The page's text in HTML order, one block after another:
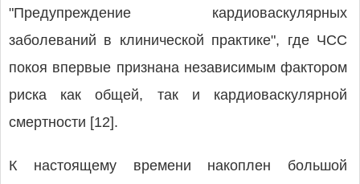
"Предупреждение кардиоваскулярных
заболеваний в клинической практике", где ЧСС
покоя впервые признана независимым фактором
риска как общей, так и кардиоваскулярной
смертности [12].
К настоящему времени накоплен большой